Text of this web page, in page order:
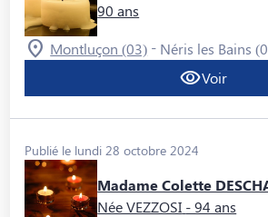
90 ans
Montluçon (03) - Néris les Bains
Voir
Publié le lundi 28 octobre 2024
Madame Colette
Née VEZZOSI - 94 ans